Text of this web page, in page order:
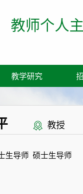
教师个人
教学研究
教授
生导师 硕士生导师